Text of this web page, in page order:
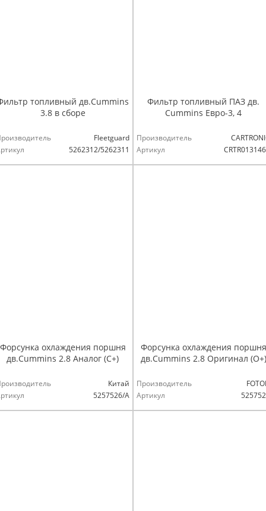
топливный дв.Cummins
3.8 в сборе
Fleetguard
5262312/5262311
Фильтр топливный ПАЗ дв.
Cummins Евро-3, 4
Производитель
Артикул
Форсунка охлаждения поршня
дв.Cummins 2.8 Аналог (С+)
Китай
5257526/A
Форсунка охлаждения поршня
дв.Cummins 2.8 Оригинал (О+)
Производитель
Артикул